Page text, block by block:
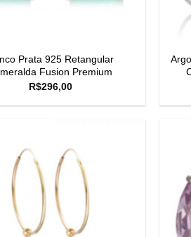
Prata 925 Retangular
Fusion Premium
R$296,00